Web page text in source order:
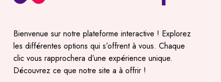
Bienvenue sur notre plateforme interactive ! Explorez
les différentes options qui s’offrent à vous. Chaque
clic vous rapprochera d’une expérience unique.
Découvrez ce que notre site a à offrir !